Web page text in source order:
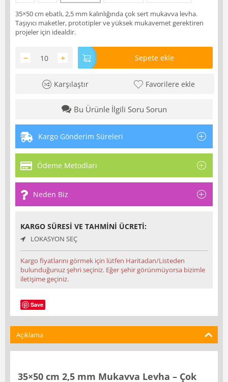
35×50 cm ebatlı, 2,5 mm kalınlığında çok sert mukavva levha.
Taşıyıcı maketler, prototipler ve yüksek mukavemet gerektiren
projeler için idealdir.
+
− Sepete ekle
Karşılaştır Favorilere ekle
Bu Ürünle İlgili Soru Sorun
Kargo Gönderim Süreleri
Ödeme Metodları
Neden Biz
KARGO SÜRESI VE TAHMINI ÜCRETI:
LOKASYON SEÇ
Kargo fiyatlarını görmek için lütfen Haritadan/Listeden
bulunduğunuz şehri seçiniz. Eğer şehir görünmüyorsa bizimle
iletişime geçiniz.
Save
Açıklama
35×50 cm 2,5 mm Mukavva Levha – Çok